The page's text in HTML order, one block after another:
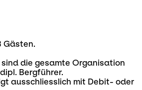
Gästen.
sind die gesamte Organisation
Bergführer.
ausschliesslich mit Debit- oder